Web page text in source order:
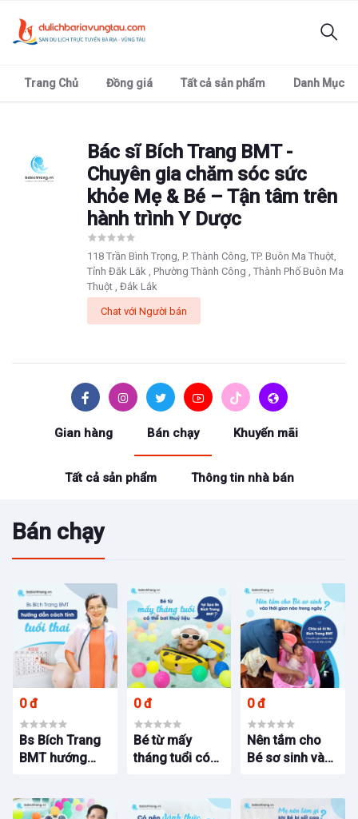
Trang Chủ Đồng giá Tất cả sản phẩm Danh Mục
Bác sĩ Bích Trang BMT -
Chuyên gia chăm sóc sức
khỏe Mẹ & Bé – Tận tâm trên
hành trình Y Dược
118 Trần Bình Trọng, P. Thành Công, TP. Buôn Ma Thuột,
Tỉnh Đăk Lăk , Phường Thành Công , Thành Phố Buôn Ma
Thuột , Đắk Lắk
Chat với Người bán
Gian hàng Bán chạy Khuyến mãi
Tất cả sản phẩm Thông tin nhà bán
Bán chạy
0 đ
Bs Bích Trang
BMT hướng
xác
0 đ
Bé từ mấy
tháng tuổi có
Trang BMT
0 đ
Nên tắm cho
Bé sơ sinh vào
Chia sẻ từ Bs